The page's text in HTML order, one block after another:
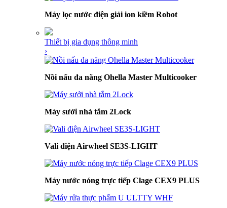
Máy lọc nước điện giải ion kiềm Robot
Thiết bị gia dụng thông minh
›
Nồi nấu đa năng Ohella Master Multicooker
Máy sưởi nhà tắm 2Lock
Vali điện Airwheel SE3S-LIGHT
Máy nước nóng trực tiếp Clage CEX9 PLUS